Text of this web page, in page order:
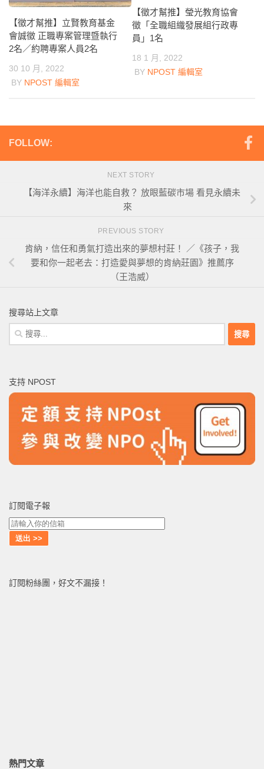
【徵才幫推】立賢教育基金
會誠徵 正職專案管理暨執行
2名／約聘專案人員2名
30 10 月, 2022
BY NPOST 編輯室
【徵才幫推】瑩光教育協會
徵「全職組織發展組行政專
員」1名
18 1 月, 2022
BY NPOST 編輯室
FOLLOW:
NEXT STORY
【海洋永續】海洋也能自救？ 放眼藍碳市場 看見永續未
來
PREVIOUS STORY
肯納，信任和勇氣打造出來的夢想村莊！ ／《孩子，我
要和你一起老去：打造愛與夢想的肯納莊園》推薦序
（王浩威）
搜尋站上文章
搜
尋
字:
支持 NPOST
訂閱電子報
訂閱粉絲團，好文不漏接！
熱門文章